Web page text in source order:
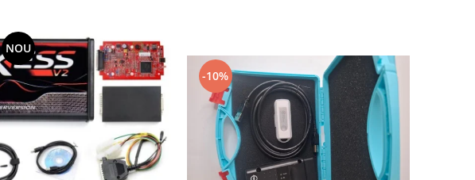
NOU
-10%